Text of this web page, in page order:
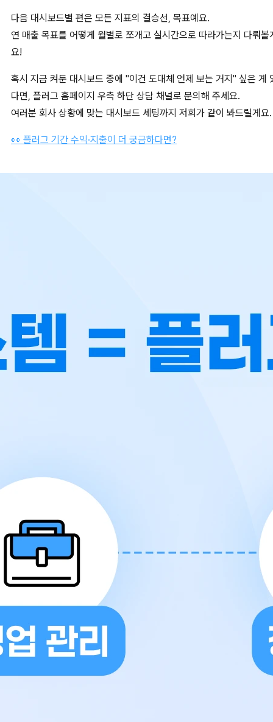
다음 대시보드별 편은 모든 지표의 결승선, 목표예요.
연 매출 목표를 어떻게 월별로 쪼개고 실시간으로 따라가는지 다뤄볼
요!
혹시 지금 켜둔 대시보드 중에 "이건 도대체 언제 보는 거지" 싶은 게
다면, 플러그 홈페이지 우측 하단 상담 채널로 문의해 주세요.
여러분 회사 상황에 맞는 대시보드 세팅까지 저희가 같이 봐드릴게요.
👀 플러그 기간 수익·지출이 더 궁금하다면?